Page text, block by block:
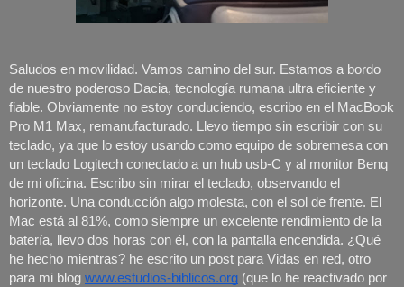
Saludos en movilidad. Vamos camino del sur. Estamos a bordo
de nuestro poderoso Dacia, tecnología rumana ultra eficiente y
fiable. Obviamente no estoy conduciendo, escribo en el MacBook
Pro M1 Max, remanufacturado. Llevo tiempo sin escribir con su
teclado, ya que lo estoy usando como equipo de sobremesa con
un teclado Logitech conectado a un hub usb-C y al monitor Benq
de mi oficina. Escribo sin mirar el teclado, observando el
horizonte. Una conducción algo molesta, con el sol de frente. El
Mac está al 81%, como siempre un excelente rendimiento de la
batería, llevo dos horas con él, con la pantalla encendida. ¿Qué
he hecho mientras? he escrito un post para Vidas en red, otro
para mi blog www.estudios-biblicos.org (que lo he reactivado por